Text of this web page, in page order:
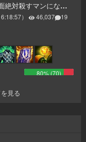
！（マスターイー トップ ビルド）
） 46,037 19
80% (70)
見る